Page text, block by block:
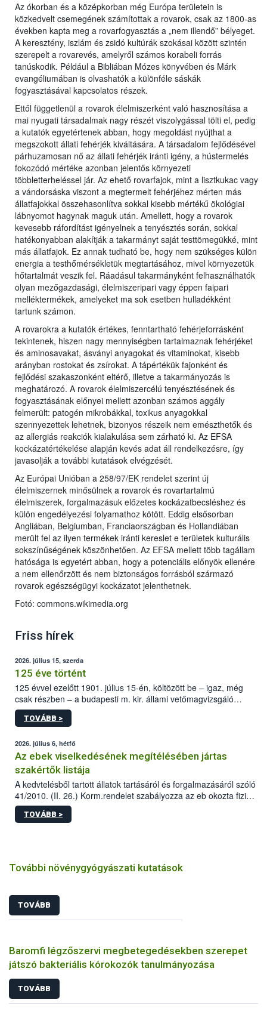
Az ókorban és a középkorban még Európa területein is
közkedvelt csemegének számítottak a rovarok, csak az 1800-as
években kapta meg a rovarfogyasztás a „nem illendő” bélyeget.
A keresztény, iszlám és zsidó kultúrák szokásai között szintén
szerepelt a rovarevés, amelyről számos korabeli forrás
tanúskodik. Például a Bibliában Mózes könyvében és Márk
evangéliumában is olvashatók a különféle sáskák
fogyasztásával kapcsolatos részek.
Ettől függetlenül a rovarok élelmiszerként való hasznosítása a
mai nyugati társadalmak nagy részét viszolygással tölti el, pedig
a kutatók egyetértenek abban, hogy megoldást nyújthat a
megszokott állati fehérjék kiváltására. A társadalom fejlődésével
párhuzamosan nő az állati fehérjék iránti igény, a hústermelés
fokozódó mértéke azonban jelentős környezeti
többletterheléssel jár. Az ehető rovarfajok, mint a lisztkukac vagy
a vándorsáska viszont a megtermelt fehérjéhez mérten más
állatfajokkal összehasonlítva sokkal kisebb mértékű ökológiai
lábnyomot hagynak maguk után. Amellett, hogy a rovarok
kevesebb ráfordítást igényelnek a tenyésztés során, sokkal
hatékonyabban alakítják a takarmányt saját testtömegükké, mint
más állatfajok. Ez annak tudható be, hogy nem szükséges külön
energia a testhőmérsékletük megtartásához, mivel környezetük
hőtartalmát veszik fel. Ráadásul takarmányként felhasználhatók
olyan mezőgazdasági, élelmiszeripari vagy éppen faipari
melléktermékek, amelyeket ma sok esetben hulladékként
tartunk számon.
A rovarokra a kutatók értékes, fenntartható fehérjeforrásként
tekintenek, hiszen nagy mennyiségben tartalmaznak fehérjéket
és aminosavakat, ásványi anyagokat és vitaminokat, kisebb
arányban rostokat és zsírokat. A tápértékük fajonként és
fejlődési szakaszonként eltérő, illetve a takarmányozás is
meghatározó. A rovarok élelmiszercélú tenyésztésének és
fogyasztásának előnyei mellett azonban számos aggály
felmerült: patogén mikrobákkal, toxikus anyagokkal
szennyezettek lehetnek, bizonyos részeik nem emészthetők és
az allergiás reakciók kialakulása sem zárható ki. Az EFSA
kockázatértékelése alapján kevés adat áll rendelkezésre, így
javasolják a további kutatások elvégzését.
Az Európai Unióban a 258/97/EK rendelet szerint új
élelmiszernek minősülnek a rovarok és rovartartalmú
élelmiszerek, forgalmazásuk előzetes kockázatbecsléshez és
külön engedélyezési folyamathoz kötött. Eddig elsősorban
Angliában, Belgiumban, Franciaországban és Hollandiában
merült fel az ilyen termékek iránti kereslet e területek kulturális
sokszínűségének köszönhetően. Az EFSA mellett több tagállam
hatósága is egyetért abban, hogy a potenciális előnyök ellenére
a nem ellenőrzött és nem biztonságos forrásból származó
rovarok egészségügyi kockázatot jelenthetnek.
Fotó: commons.wikimedia.org
Friss hírek
2026. július 15, szerda
125 éve történt
125 évvel ezelőtt 1901. július 15-én, költözött be – igaz, még
csak részben – a budapesti m. kir. állami vetőmagvizsgáló
állomás a Kis Rókus utca 15. szám alatti, Czigler Győző által
tervezett új épületébe.
TOVÁBB >
2026. július 6, hétfő
Az ebek viselkedésének megítélésében jártas
szakértők listája
A kedvtelésből tartott állatok tartásáról és forgalmazásáról szóló
41/2010. (II. 26.) Korm.rendelet szabályozza az eb okozta fizikai
sérülés, illetve ennek veszélye keletkezésekor felmerülő
hatósági feladatokat, valamint a veszélyes eb tartását és annak
TOVÁBB >
További növénygyógyászati kutatások
TOVÁBB
Baromfi légzőszervi megbetegedésekben szerepet
játszó bakteriális kórokozók tanulmányozása
TOVÁBB